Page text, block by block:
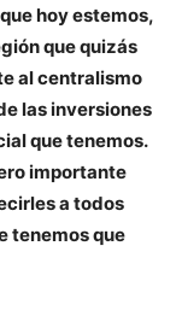
hoy estemos,
que quizás
al centralismo
las inversiones
que tenemos.
importante
a todos
tenemos que